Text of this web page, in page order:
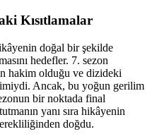
Kısıtlamalar
doğal bir şekilde
hedefler. 7. sezon
hakim olduğu ve dizideki
Ancak, bu yoğun gerilim
bir noktada final
yanı sıra hikâyenin
doğdu.